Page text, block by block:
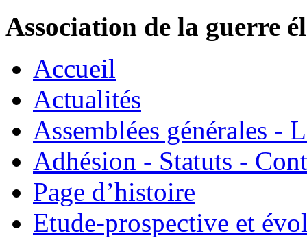
Association de la guerre
Accueil
Actualités
Assemblées générales -
Adhésion - Statuts -
Page d’histoire
Etude-prospective et